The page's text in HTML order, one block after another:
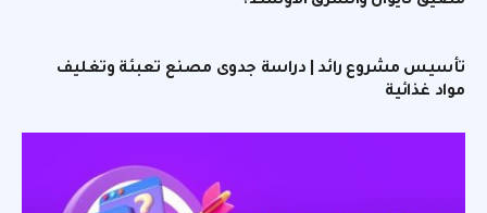
تأسيس مشروع رائد | دراسة جدوى مصنع تعبئة وتغليف
مواد غذائية